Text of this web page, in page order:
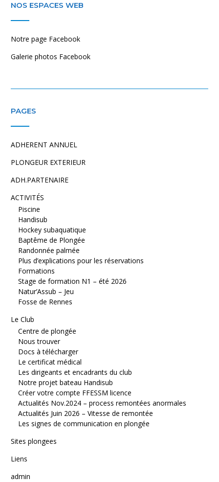
NOS ESPACES WEB
Notre page Facebook
Galerie photos Facebook
PAGES
ADHERENT ANNUEL
PLONGEUR EXTERIEUR
ADH.PARTENAIRE
ACTIVITÉS
Piscine
Handisub
Hockey subaquatique
Baptême de Plongée
Randonnée palmée
Plus d’explications pour les réservations
Formations
Stage de formation N1 – été 2026
Natur’Assub – Jeu
Fosse de Rennes
Le Club
Centre de plongée
Nous trouver
Docs à télécharger
Le certificat médical
Les dirigeants et encadrants du club
Notre projet bateau Handisub
Créer votre compte FFESSM licence
Actualités Nov.2024 – process remontées anormales
Actualités Juin 2026 – Vitesse de remontée
Les signes de communication en plongée
Sites plongees
Liens
admin